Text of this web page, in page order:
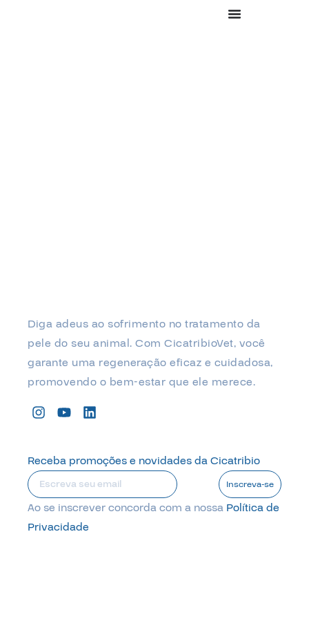
Diga adeus ao sofrimento no tratamento da
pele do seu animal. Com CicatribioVet, você
garante uma regeneração eficaz e cuidadosa,
promovendo o bem-estar que ele merece.
Receba promoções e novidades da Cicatribio
Inscreva-se
Ao se inscrever concorda com a nossa Política de
Privacidade